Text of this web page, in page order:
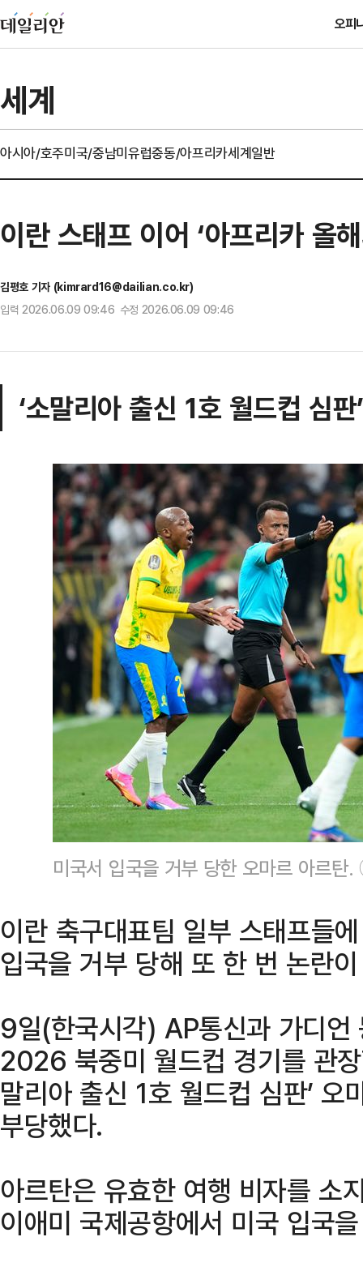
오피
세계
아시아/호주미국/중남미유럽중동/아프리카세계일반
이란 스태프 이어 ‘아프리카 올
김평호 기자 (kimrard16@dailian.co.kr)
입력 2026.06.09 09:46 수정 2026.06.09 09:46
‘소말리아 출신 1호 월드컵 심
미국서 입국을 거부 당한 오마르 아르
이란 축구대표팀 일부 스태프들
입국을 거부 당해 또 한 번 논란
9일(한국시각) AP통신과 가디언
2026 북중미 월드컵 경기를 관
말리아 출신 1호 월드컵 심판’
부당했다.
아르탄은 유효한 여행 비자를 소
이애미 국제공항에서 미국 입국